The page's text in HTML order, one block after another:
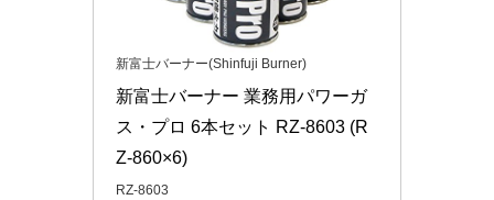
新富士バーナー(Shinfuji Burner)
新富士バーナー 業務用パワーガ
ス・プロ 6本セット RZ-8603 (R
Z-860×6)
RZ-8603